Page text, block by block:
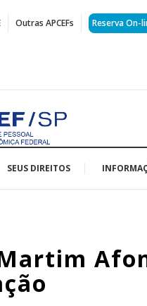
Outras APCEFs Reserva On-
SEUS DIREITOS